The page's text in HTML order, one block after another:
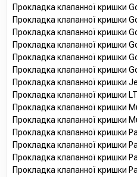
Прокладка клапанної кришки
Прокладка клапанної кришки
Прокладка клапанної кришки
Прокладка клапанної кришки
Прокладка клапанної кришки
Прокладка клапанної кришки
Прокладка клапанної кришки
Прокладка клапанної кришки LT
Прокладка клапанної кришки
Прокладка клапанної кришки
Прокладка клапанної кришки
Прокладка клапанної кришки
Прокладка клапанної кришки
Прокладка клапанної кришки